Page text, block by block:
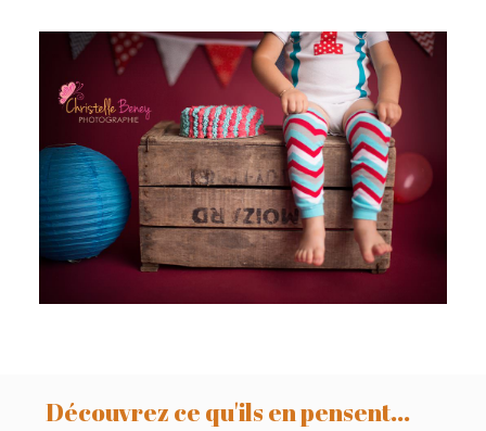
Raphaël, séance anniversaire en
studio, Revel, Castres , Toulouse
Découvrez ce qu'ils en pensent...